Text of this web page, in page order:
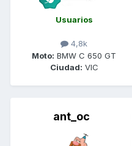
Usuarios
4,8k
Moto: BMW C 650 GT
Ciudad: VIC
ant_oc